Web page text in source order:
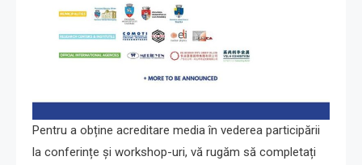
Pentru a obține acreditare media în vederea participării
la conferințe și workshop-uri, vă rugăm să completați